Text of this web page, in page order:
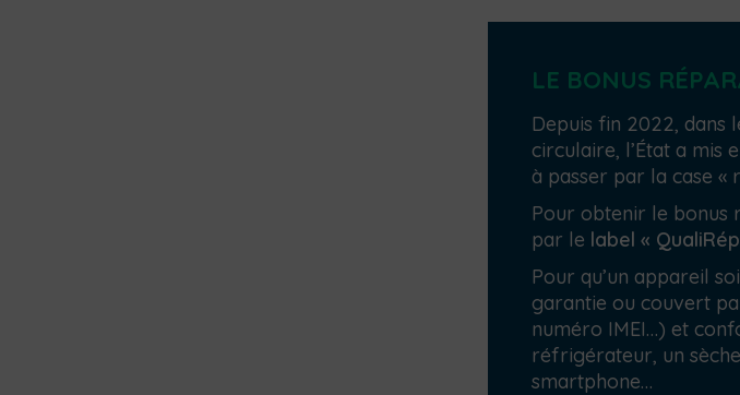
LE BONUS
Depuis fin 2022, dans
circulaire, l’État a mis
à passer par la case «
Pour obtenir le bonus
par le label «
Pour qu’un appareil
garantie ou couvert
numéro IMEI…) et
réfrigérateur, un
smartphone…